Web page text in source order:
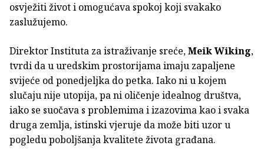
osvježiti život i omogućava spokoj koji svakako
zaslužujemo.
Direktor Instituta za istraživanje sreće,Meik Wiking,
tvrdi da u uredskim prostorijama imaju zapaljene
svijeće od ponedjeljka do petka. Iako ni u kojem
slučaju nije utopija, pa ni oličenje idealnog društva,
iako se suočava s problemima i izazovima kao i svaka
druga zemlja, istinski vjeruje da može biti uzor u
pogledu poboljšanja kvalitete života građana.